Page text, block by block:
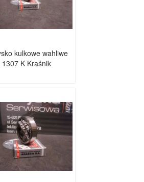
kulkowe wahliwe
1307 K Kraśnik